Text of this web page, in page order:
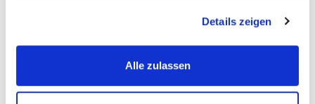
Details zeigen
Alle zulassen